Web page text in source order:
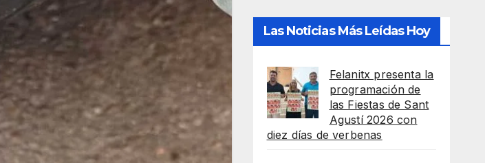
Las Noticias Más Leídas Hoy
Felanitx presenta la
programación de
las Fiestas de Sant
Agustí 2026 con
diez días de verbenas